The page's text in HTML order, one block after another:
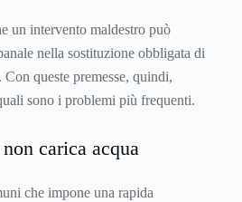
un intervento maldestro può
nella sostituzione obbligata di
Con queste premesse, quindi,
sono i problemi più frequenti.
carica acqua
che impone una rapida